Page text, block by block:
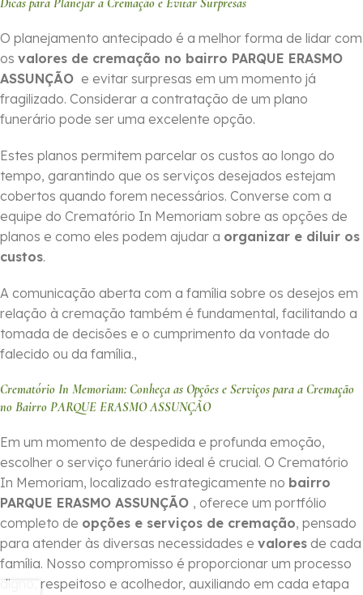
Dicas para Planejar a Cremação e Evitar Surpresas
O planejamento antecipado é a melhor forma de lidar com
os valores de cremação no bairro PARQUE ERASMO
ASSUNÇÃO e evitar surpresas em um momento já
fragilizado. Considerar a contratação de um plano
funerário pode ser uma excelente opção.
Estes planos permitem parcelar os custos ao longo do
tempo, garantindo que os serviços desejados estejam
cobertos quando forem necessários. Converse com a
equipe do Crematório In Memoriam sobre as opções de
planos e como eles podem ajudar a organizar e diluir os
custos.
A comunicação aberta com a família sobre os desejos em
relação à cremação também é fundamental, facilitando a
tomada de decisões e o cumprimento da vontade do
falecido ou da família.,
Crematório In Memoriam: Conheça as Opções e Serviços para a Cremação
no Bairro PARQUE ERASMO ASSUNÇÃO
Em um momento de despedida e profunda emoção,
escolher o serviço funerário ideal é crucial. O Crematório
In Memoriam, localizado estrategicamente no bairro
PARQUE ERASMO ASSUNÇÃO , oferece um portfólio
completo de opções e serviços de cremação, pensado
para atender às diversas necessidades e valores de cada
família. Nosso compromisso é proporcionar um processo
digno, respeitoso e acolhedor, auxiliando em cada etapa